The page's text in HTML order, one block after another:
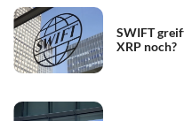
SWIFT
XRP noch?